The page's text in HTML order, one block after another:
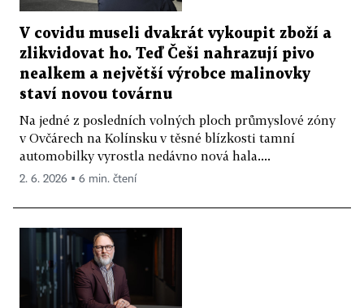
V covidu museli dvakrát vykoupit zboží a
zlikvidovat ho. Teď Češi nahrazují pivo
nealkem a největší výrobce malinovky
staví novou továrnu
Na jedné z posledních volných ploch průmyslové zóny
v Ovčárech na Kolínsku v těsné blízkosti tamní
automobilky vyrostla nedávno nová hala....
2. 6. 2026 ▪ 6 min. čtení